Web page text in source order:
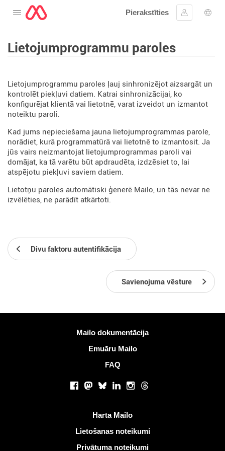
Atveriet izvēlni
Pierakstīties
Ielogoties
Lietojumprogrammu paroles
Lietojumprogrammu paroles ļauj sinhronizējot aizsargāt un
kontrolēt piekļuvi datiem. Katrai sinhronizācijai, ko
konfigurējat klientā vai lietotnē, varat izveidot un izmantot
noteiktu paroli.
Kad jums nepieciešama jauna lietojumprogrammas parole,
norādiet, kurā programmatūrā vai lietotnē to izmantosit. Ja
jūs vairs neizmantojat lietojumprogrammas paroli vai
domājat, ka tā varētu būt apdraudēta, izdzēsiet to, lai
atspējotu piekļuvi saviem datiem.
Lietotņu paroles automātiski ģenerē Mailo, un tās nevar ne
izvēlēties, ne parādīt atkārtoti.
Divu faktoru autentifikācija
Savienojuma vēsture
Mailo dokumentācija
Emuāru Mailo
FAQ
Facebook
Mastodon
BlueskyLinkedInInstagram
Threads
Harta Mailo
Lietošanas noteikumi
Privātuma noteikumi